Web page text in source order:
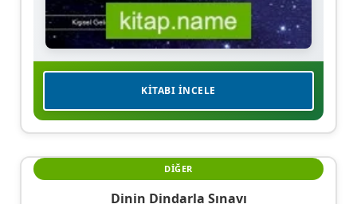
KITABI İNCELE
DIĞER
Dinin Dindarla Sınavı